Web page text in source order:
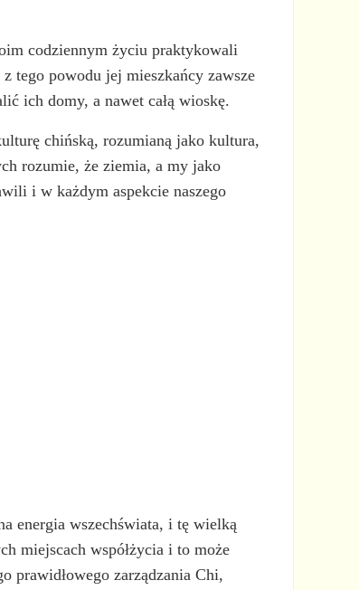
codziennym życiu praktykowali
tego powodu jej mieszkańcy zawsze
ich domy, a nawet całą wioskę.
chińską, rozumianą jako kultura,
rozumie, że ziemia, a my jako
i w każdym aspekcie naszego
energia wszechświata, i tę wielką
miejscach współżycia i to może
prawidłowego zarządzania Chi,